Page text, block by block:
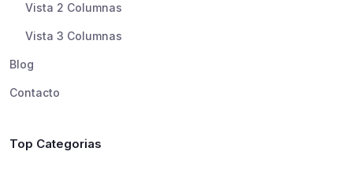
Vista 2 Columnas
Vista 3 Columnas
Blog
Contacto
Top Categorias